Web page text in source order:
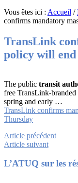
Vous êtes ici : Accueil /
confirms mandatory
TransLink
policy will
The public transit
free TransLink-branded
spring and early …
TransLink confirms
Thursday
Article précédent
Article suivant
Footer
L’ATUQ sur les